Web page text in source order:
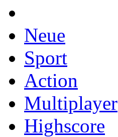
Neue
Sport
Action
Multiplayer
Highscore